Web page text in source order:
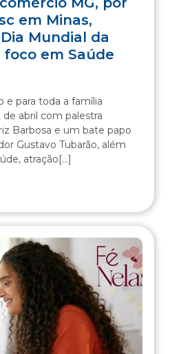
em Minas,
Mundial da
em Saúde
e para toda a família
de abril com palestra
Barbosa e um bate papo
Gustavo Tubarão, além
atração[...]